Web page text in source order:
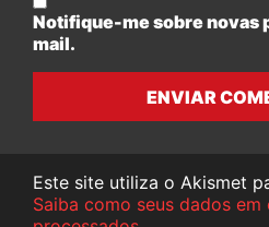
Notifique-me sobre novas
mail.
ENVIAR
Este site utiliza o Akismet
Saiba como seus dados